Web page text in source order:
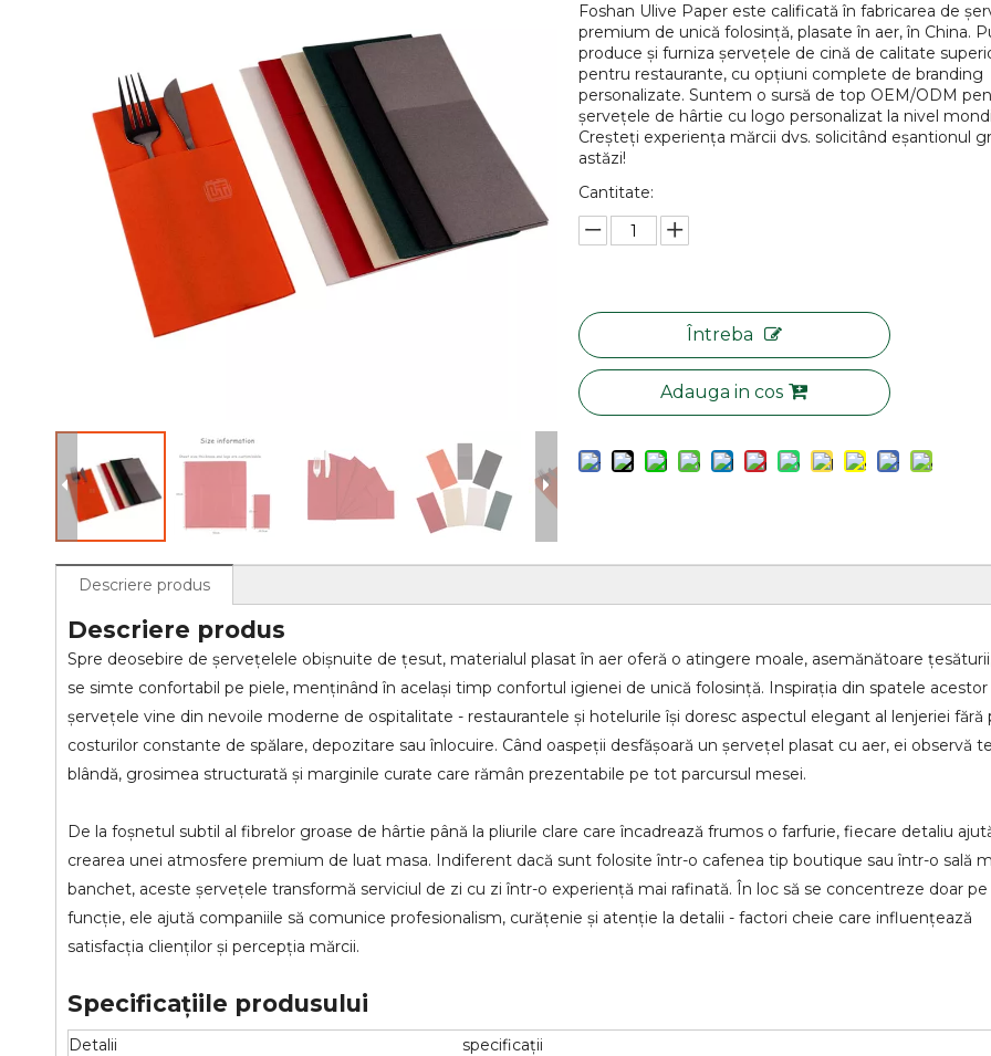
Foshan Ulive Paper este calificată în fabricarea de
premium de unică folosință, plasate în aer, în China.
produce și furniza șervețele de cină de calitate
pentru restaurante, cu opțiuni complete de branding
personalizate. Suntem o sursă de top OEM/ODM
șervețele de hârtie cu logo personalizat la nivel
Creșteți experiența mărcii dvs. solicitând eșantionul
astăzi!
Cantitate:
Întreba
Adauga in cos
Descriere produs
Descriere produs
Spre deosebire de șervețelele obișnuite de țesut, materialul plasat în aer oferă o atingere moale, asemănătoare
se simte confortabil pe piele, menținând în același timp confortul igienei de unică folosință. Inspirația din spatele acestor
șervețele vine din nevoile moderne de ospitalitate - restaurantele și hotelurile își doresc aspectul elegant al lenjeriei fără
costurilor constante de spălare, depozitare sau înlocuire. Când oaspeții desfășoară un șervețel plasat cu aer, ei observă
blândă, grosimea structurată și marginile curate care rămân prezentabile pe tot parcursul mesei.
De la foșnetul subtil al fibrelor groase de hârtie până la pliurile clare care încadrează frumos o farfurie, fiecare detaliu
crearea unei atmosfere premium de luat masa. Indiferent dacă sunt folosite într-o cafenea tip boutique sau într-o sală
banchet, aceste șervețele transformă serviciul de zi cu zi într-o experiență mai rafinată. În loc să se concentreze doar pe
funcție, ele ajută companiile să comunice profesionalism, curățenie și atenție la detalii - factori cheie care influențează
satisfacția clienților și percepția mărcii.
Specificațiile produsului
Detalii
specificații